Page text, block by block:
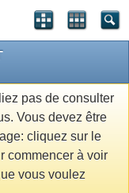
pas de consulter
Vous devez être
cliquez sur le
commencer à voir
vous voulez